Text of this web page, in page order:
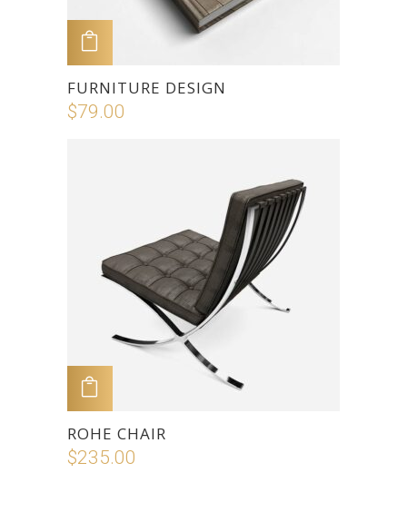
ADD TO CART
FURNITURE DESIGN
$79.00
ROHE CHAIR
$235.00